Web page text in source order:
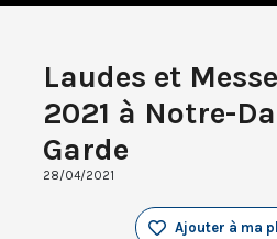
Laudes et
2021 à Notre-
Garde
28/04/2021
Ajouter à ma